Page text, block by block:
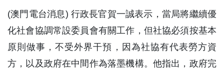
(澳門電台消息) 行政長官賀一誠表示，當局將繼續優
化社會協調常設委員會有關工作，但社協必須按基本
原則做事，不受外界干預，因為社協有代表勞方資
方，以及政府在中間作為落墨機構。他指出，政府完